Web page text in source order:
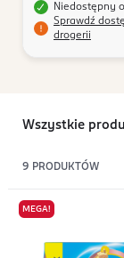
Niedostępny
Sprawdź
drogerii
Wszystkie
9 PRODUKTÓW
MEGA!